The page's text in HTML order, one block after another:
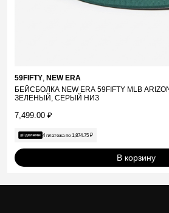
59FIFTY, NEW ERA
БЕЙСБОЛКА NEW ERA 59FIFTY MLB
ЗЕЛЕНЫЙ, СЕРЫЙ НИЗ
7,499.00 ₽
4 платежа по 1,874.75 ₽
В корзину